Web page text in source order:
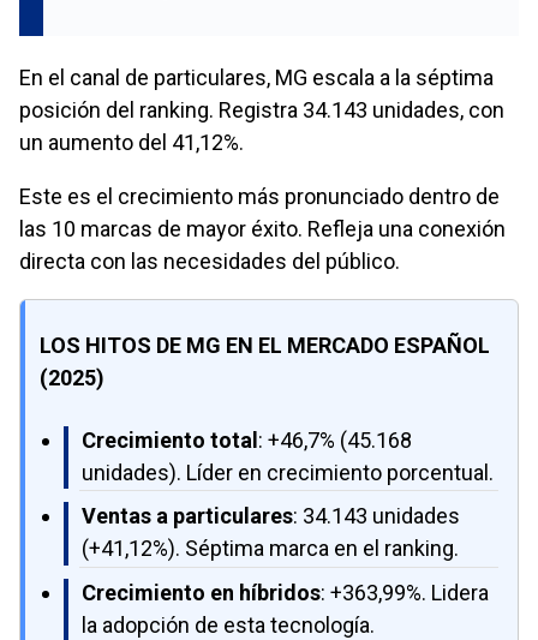
En el canal de particulares, MG escala a la séptima
posición del ranking. Registra 34.143 unidades, con
un aumento del 41,12%.
Este es el crecimiento más pronunciado dentro de
las 10 marcas de mayor éxito. Refleja una conexión
directa con las necesidades del público.
LOS HITOS DE MG EN EL MERCADO ESPAÑOL
(2025)
Crecimiento total: +46,7% (45.168
unidades). Líder en crecimiento porcentual.
Ventas a particulares: 34.143 unidades
(+41,12%). Séptima marca en el ranking.
Crecimiento en híbridos: +363,99%. Lidera
la adopción de esta tecnología.